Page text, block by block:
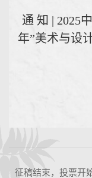
通 知 | 2025
年”美术与设